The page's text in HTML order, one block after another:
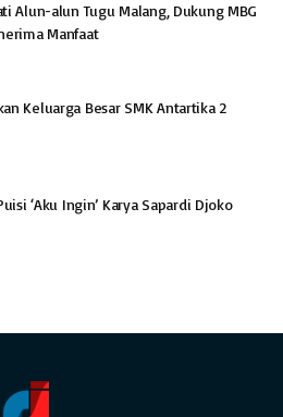
Alun-alun Tugu Malang, Dukung MBG
Manfaat
Keluarga Besar SMK Antartika 2
‘Aku Ingin’ Karya Sapardi Djoko